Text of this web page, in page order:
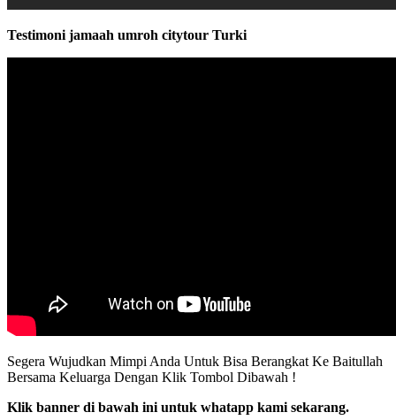
Testimoni jamaah umroh citytour Turki
Segera Wujudkan Mimpi Anda Untuk Bisa Berangkat Ke Baitullah
Bersama Keluarga Dengan Klik Tombol Dibawah !
Klik banner di bawah ini untuk whatapp kami sekarang.